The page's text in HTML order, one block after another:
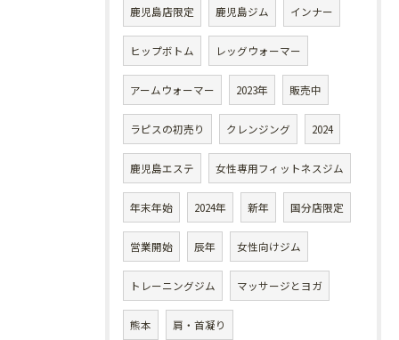
鹿児島店限定 鹿児島ジム インナー
ヒップボトム レッグウォーマー
アームウォーマー 2023年 販売中
ラピスの初売り クレンジング 2024
鹿児島エステ 女性専用フィットネスジム
年末年始 2024年 新年 国分店限定
営業開始 辰年 女性向けジム
トレーニングジム マッサージとヨガ
熊本 肩・首凝り